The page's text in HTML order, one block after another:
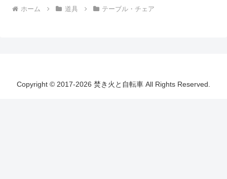
ホーム 道具 テーブル・チェア
Copyright © 2017-2026 焚き火と自転車 All Rights Reserved.